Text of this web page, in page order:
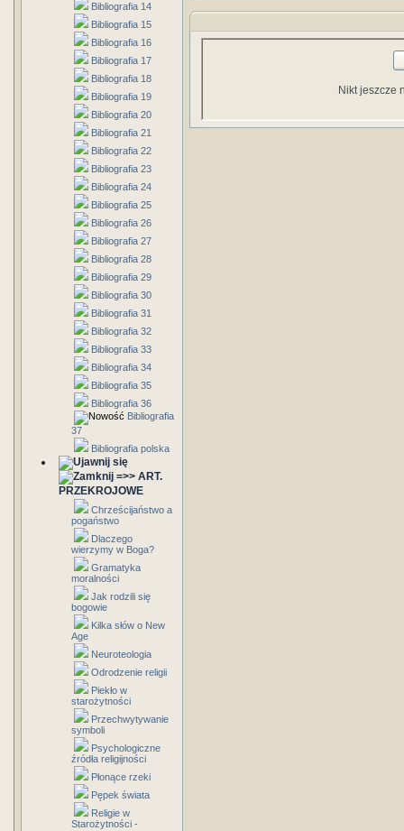
Bibliografia 14
Bibliografia 15
Bibliografia 16
Bibliografia 17
Bibliografia 18
Bibliografia 19
Bibliografia 20
Bibliografia 21
Bibliografia 22
Bibliografia 23
Bibliografia 24
Bibliografia 25
Bibliografia 26
Bibliografia 27
Bibliografia 28
Bibliografia 29
Bibliografia 30
Bibliografia 31
Bibliografia 32
Bibliografia 33
Bibliografia 34
Bibliografia 35
Bibliografia 36
Bibliografia
37
Bibliografia polska
=>> ART.
PRZEKROJOWE
Chrześcijaństwo a
pogaństwo
Dlaczego
wierzymy w Boga?
Gramatyka
moralności
Jak rodzili się
bogowie
Kilka słów o New
Age
Neuroteologia
Odrodzenie religii
Piekło w
starożytności
Przechwytywanie
symboli
Psychologiczne
źródła religijności
Płonące rzeki
Pępek świata
Religie w
Starożytności -
Nikt jeszcze